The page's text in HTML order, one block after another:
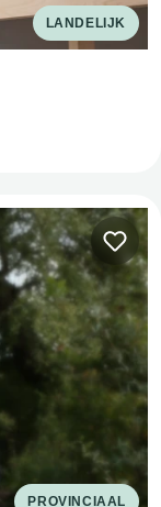
LANDELIJK
PROVINCIAAL